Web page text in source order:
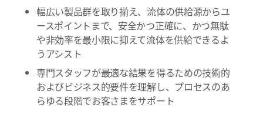
幅広い製品群を取り揃え、流体の供給源からユ
ースポイントまで、安全かつ正確に、かつ無駄
や非効率を最小限に抑えて流体を供給できるよ
うアシスト
専門スタッフが最適な結果を得るための技術的
およびビジネス的要件を理解し、プロセスのあ
らゆる段階でお客さまをサポート